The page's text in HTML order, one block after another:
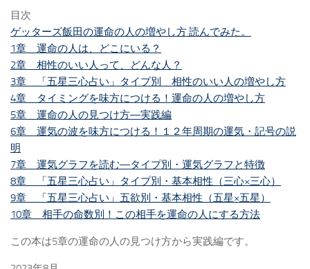
目次
ゲッターズ飯田の運命の人の増やし方 読んでみた。
1章 運命の人は、どこにいる？
2章 相性のいい人って、どんな人？
3章 「五星三心占い」タイプ別 相性のいい人の増やし方
4章 タイミングを味方につける！運命の人の増やし方
5章 運命の人の見つけ方―実践編
6章 運気の波を味方につける！１２年周期の運気・記号の説
明
7章 運気グラフを読む―タイプ別・運気グラフと特徴
8章 「五星三心占い」タイプ別・基本相性（三心×三心）
9章 「五星三心占い」五欲別・基本相性（五星×五星）
10章 相手の命数別！この相手を運命の人にする方法
この本は5章の運命の人の見つけ方から実践編です。